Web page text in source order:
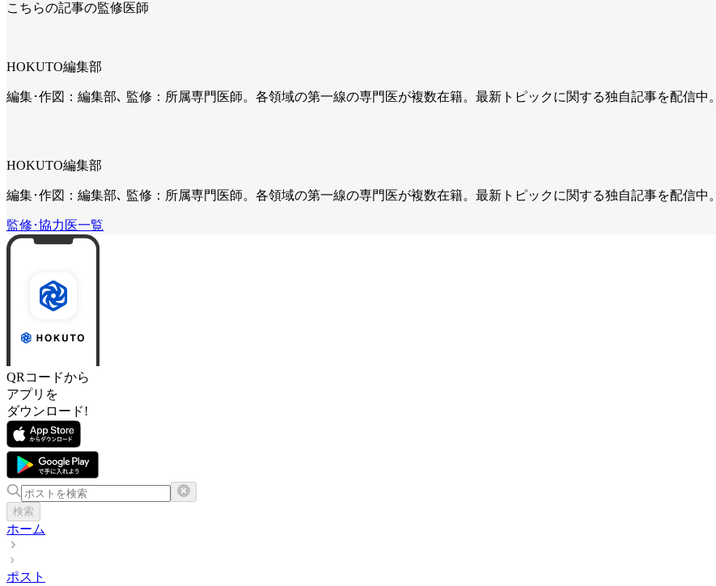
こちらの記事の監修医師
HOKUTO編集部
編集･作図：編集部､ 監修：所属専門医師。各領域の第一線の専門医が複数在籍。最新トピックに関する独自記事を配信中。
HOKUTO編集部
編集･作図：編集部､ 監修：所属専門医師。各領域の第一線の専門医が複数在籍。最新トピックに関する独自記事を配信中。
監修･協力医一覧
QRコードから
アプリを
ダウンロード!
検索
ホーム
ポスト